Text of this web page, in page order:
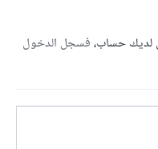
لديك حساب،فسجل الدخول